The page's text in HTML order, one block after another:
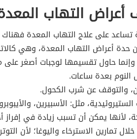
أعراض التهاب
على علاج التهاب المعدة
حدة أعراض التهاب المعدة، وهي
وإنما حاول تقسيمها لوجبات أصغر على
النوم بعدة ساعات.
والتوقف عن شرب الكحول.
مثل: الأسبيرين،
لأنها يمكن أن تسبب زيادة في
تمارين الاسترخاء واليوغا؛ لأن